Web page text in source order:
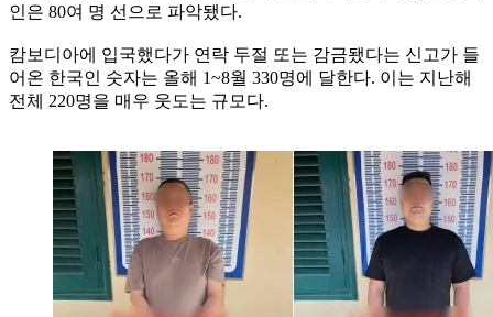
인은 80여 명 선으로 파악됐다.
캄보디아에 입국했다가 연락 두절 또는 감금됐다는 신고가 들
어온 한국인 숫자는 올해 1~8월 330명에 달한다. 이는 지난해
전체 220명을 매우 웃도는 규모다.